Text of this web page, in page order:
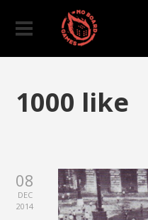
1000 like
08
DEC
2014